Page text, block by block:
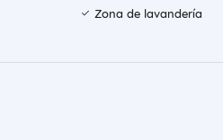
Zona de lavandería